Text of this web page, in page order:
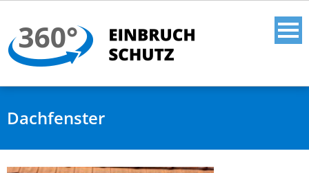
Dachfenster